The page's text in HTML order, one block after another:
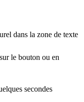
dans la zone de texte
le bouton ou en
secondes